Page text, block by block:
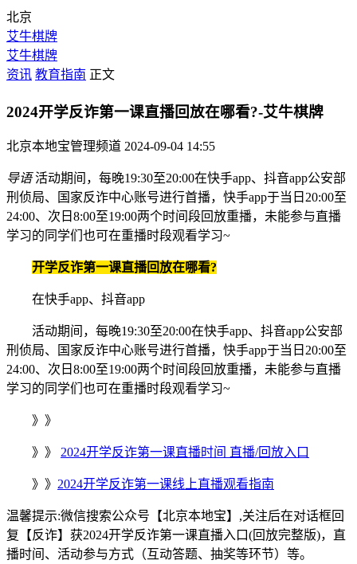
北京
艾牛棋牌
艾牛棋牌
资讯 教育指南 正文
2024开学反诈第一课直播回放在哪看?-艾牛棋牌
北京本地宝管理频道 2024-09-04 14:55
导语活动期间，每晚19:30至20:00在快手app、抖音app公安部
刑侦局、国家反诈中心账号进行首播，快手app于当日20:00至
24:00、次日8:00至19:00两个时间段回放重播，未能参与直播
学习的同学们也可在重播时段观看学习~
开学反诈第一课直播回放在哪看?
在快手app、抖音app
活动期间，每晚19:30至20:00在快手app、抖音app公安部
刑侦局、国家反诈中心账号进行首播，快手app于当日20:00至
24:00、次日8:00至19:00两个时间段回放重播，未能参与直播
学习的同学们也可在重播时段观看学习~
》》
》》 2024开学反诈第一课直播时间 直播/回放入口
》》 2024开学反诈第一课线上直播观看指南
温馨提示:微信搜索公众号【北京本地宝】,关注后在对话框回
复【反诈】获2024开学反诈第一课直播入口(回放完整版)，直
播时间、活动参与方式（互动答题、抽奖等环节）等。